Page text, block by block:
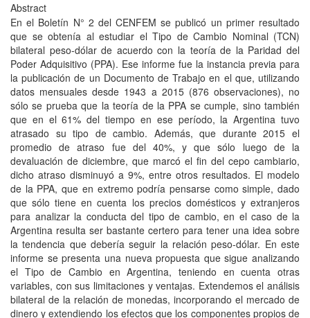
Abstract
En el Boletín N° 2 del CENFEM se publicó un primer resultado
que se obtenía al estudiar el Tipo de Cambio Nominal (TCN)
bilateral peso-dólar de acuerdo con la teoría de la Paridad del
Poder Adquisitivo (PPA). Ese informe fue la instancia previa para
la publicación de un Documento de Trabajo en el que, utilizando
datos mensuales desde 1943 a 2015 (876 observaciones), no
sólo se prueba que la teoría de la PPA se cumple, sino también
que en el 61% del tiempo en ese período, la Argentina tuvo
atrasado su tipo de cambio. Además, que durante 2015 el
promedio de atraso fue del 40%, y que sólo luego de la
devaluación de diciembre, que marcó el fin del cepo cambiario,
dicho atraso disminuyó a 9%, entre otros resultados. El modelo
de la PPA, que en extremo podría pensarse como simple, dado
que sólo tiene en cuenta los precios domésticos y extranjeros
para analizar la conducta del tipo de cambio, en el caso de la
Argentina resulta ser bastante certero para tener una idea sobre
la tendencia que debería seguir la relación peso-dólar. En este
informe se presenta una nueva propuesta que sigue analizando
el Tipo de Cambio en Argentina, teniendo en cuenta otras
variables, con sus limitaciones y ventajas. Extendemos el análisis
bilateral de la relación de monedas, incorporando el mercado de
dinero y extendiendo los efectos que los componentes propios de